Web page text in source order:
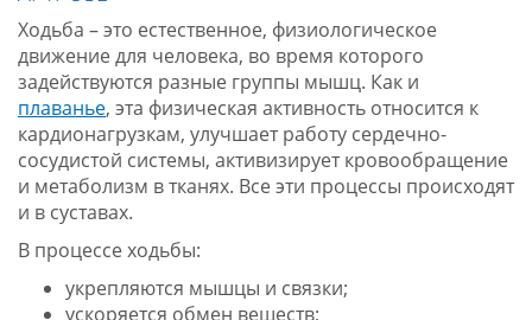
Ходьба – это естественное, физиологическое
движение для человека, во время которого
задействуются разные группы мышц. Как и
плаванье, эта физическая активность относится к
кардионагрузкам, улучшает работу сердечно-
сосудистой системы, активизирует кровообращение
и метаболизм в тканях. Все эти процессы происходят
и в суставах.
В процессе ходьбы:
укрепляются мышцы и связки;
ускоряется обмен веществ;